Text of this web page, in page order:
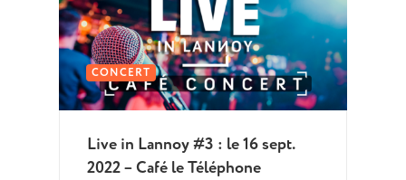
CONCERT
Live in Lannoy #3 : le 16 sept.
2022 – Café le Téléphone